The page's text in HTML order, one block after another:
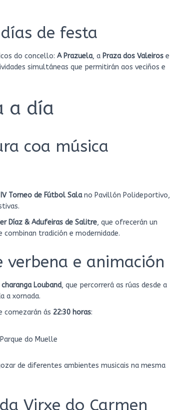
de festa
do concello: A Prazuela, a Praza dos Valeiros e
simultáneas que permitirán aos veciños e
a día
coa música
Torneo de Fútbol Salano Pavillón Polideportivo,
Díaz & Adufeiras de Salitre, que ofrecerán un
tradición e modernidade.
e animación
charanga Louband, que percorrerá as rúas desde a
a xornada.
comezarán ás 22:30 horas:
do Muelle
de diferentes ambientes musicais na mesma
Virxe do Carmen